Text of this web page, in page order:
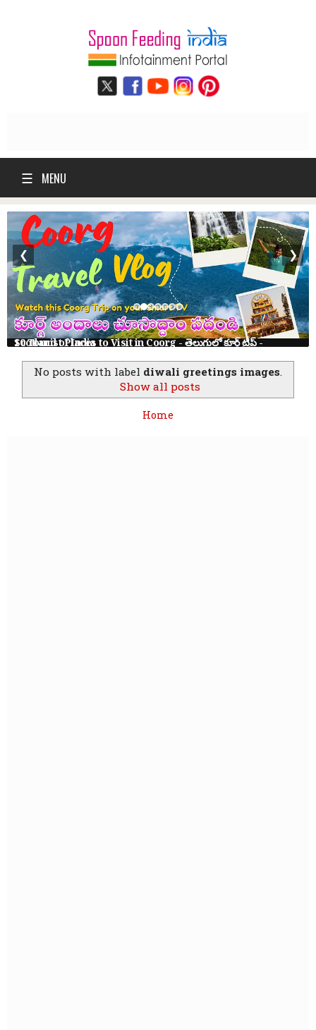
☰ MENU
10 Tourist Places to Visit in Coorg - తెలుగులో కూర్గ్ ట్రిప్ - Scotland of India
❮ ❯
No posts with label diwali greetings images.
Show all posts
Home